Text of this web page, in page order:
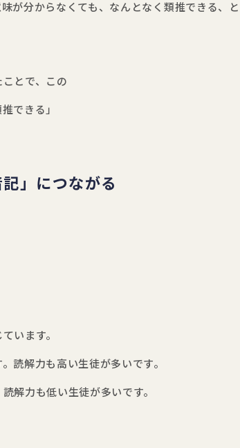
が分からなくても、なんとなく類推できる、と
とで、この
できる」
」につながる
います。
読解力も高い生徒が多いです。
解力も低い生徒が多いです。